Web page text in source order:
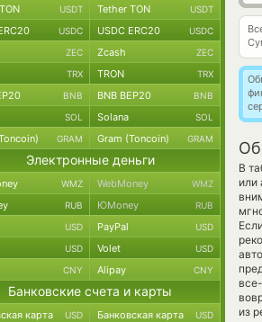
Об
В
или
из
USDT Tether TON USDT
USDC USDC ERC20 USDC
ZEC Zcash ZEC
TRX TRON TRX
BNB BNB BEP20 BNB
SOL Solana SOL
GRAM Gram (Toncoin) GRAM
Электронные деньги
WMZ WebMoney WMZ
RUB ЮMoney RUB
USD PayPal USD
USD Volet USD
CNY Alipay CNY
Банковские счета и карты
карта USD Банковская карта USD